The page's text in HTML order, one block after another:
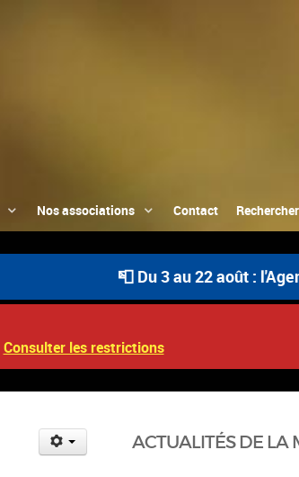
Nos associations Contact Rechercher
📮 Du 3 au 22 août :
Consulter les restrictions
ACTUALITÉS DE LA